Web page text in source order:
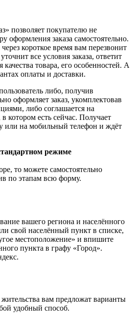
позволяет покупателю не
оформления заказа самостоятельно.
короткое время вам перезвонит
все условия заказа, ответит
товара, его особенностей. А
оплаты и доставки.
либо, получив
оформляет заказ, укомплектовав
либо соглашается на
котором есть сейчас. Получает
или на мобильный телефон и ждёт
режиме
то можете самостоятельно
по этапам всю форму.
вашего региона и населённого
свой населённый пункт в списке,
местоположение» и впишите
пункта в графу «Город».
вам предложат варианты
удобный способ.